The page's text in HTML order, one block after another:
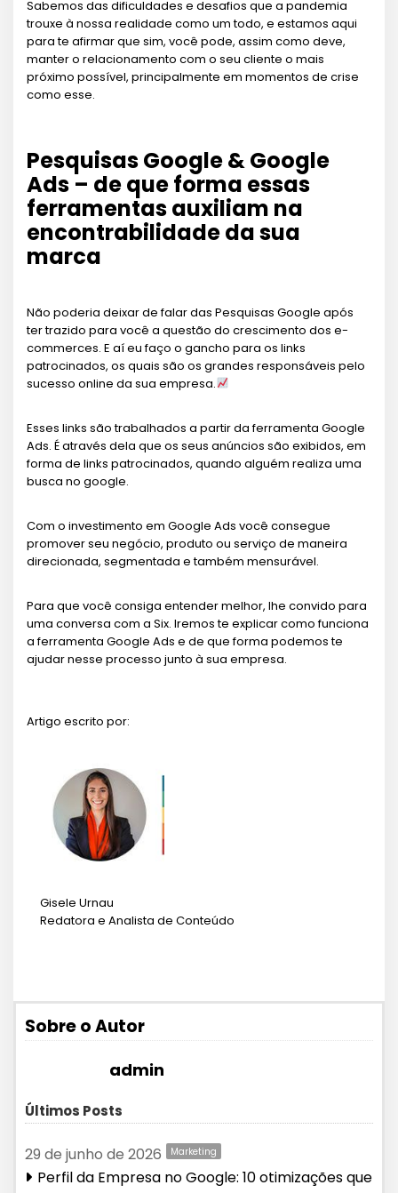
Sabemos das dificuldades e desafios que a pandemia
trouxe à nossa realidade como um todo, e estamos aqui
para te afirmar que sim, você pode, assim como deve,
manter o relacionamento com o seu cliente o mais
próximo possível, principalmente em momentos de crise
como esse.
Pesquisas Google & Google
Ads – de que forma essas
ferramentas auxiliam na
encontrabilidade da sua
marca
Não poderia deixar de falar das Pesquisas Google após
ter trazido para você a questão do crescimento dos e-
commerces. E aí eu faço o gancho para os links
patrocinados, os quais são os grandes responsáveis pelo
sucesso online da sua empresa.
Esses links são trabalhados a partir da ferramenta Google
Ads. É através dela que os seus anúncios são exibidos, em
forma de links patrocinados, quando alguém realiza uma
busca no google.
Com o investimento em Google Ads você consegue
promover seu negócio, produto ou serviço de maneira
direcionada, segmentada e também mensurável.
Para que você consiga entender melhor, lhe convido para
uma conversa com a Six. Iremos te explicar como funciona
a ferramenta Google Ads e de que forma podemos te
ajudar nesse processo junto à sua empresa.
Artigo escrito por:
Gisele Urnau
Redatora e Analista de Conteúdo
Sobre o Autor
admin
Últimos Posts
29 de junho de 2026 Marketing
Perfil da Empresa no Google: 10 otimizações que